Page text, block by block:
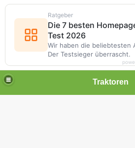
Traktoren
Ratgeber
Die 7 besten
Test 2026
Wir haben die beliebtesten
Der Testsieger überrascht.